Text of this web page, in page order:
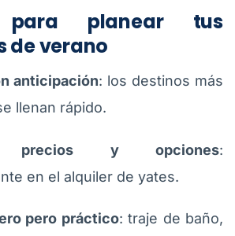
para planear tus
de verano
anticipación: los destinos más
llenan rápido.
precios y opciones:
en el alquiler de yates.
pero práctico: traje de baño,